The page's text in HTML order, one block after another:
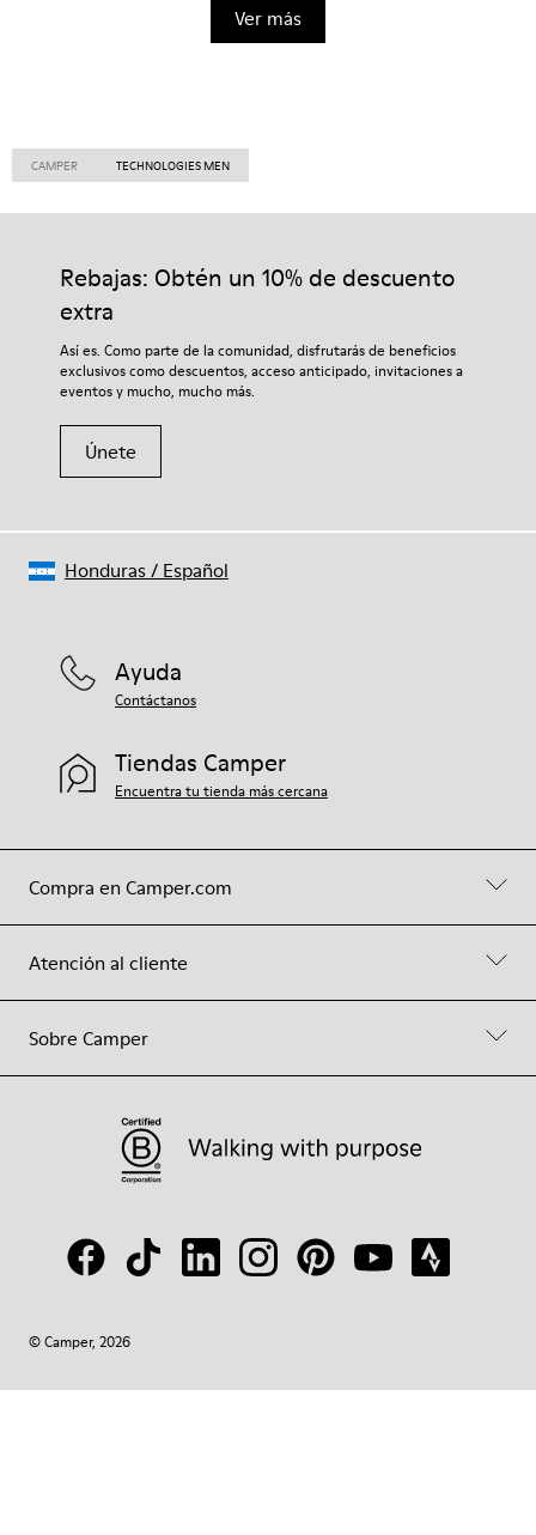
Ver más
CAMPER TECHNOLOGIES MEN
Rebajas: Obtén un 10% de descuento
extra
Así es. Como parte de la comunidad, disfrutarás de beneficios
exclusivos como descuentos, acceso anticipado, invitaciones a
eventos y mucho, mucho más.
Únete
Compra en Camper.com
Atención al cliente
Sobre Camper
Ayuda
Contáctanos
Tiendas Camper
Encuentra tu tienda más cercana
© Camper, 2026
Honduras/ Español